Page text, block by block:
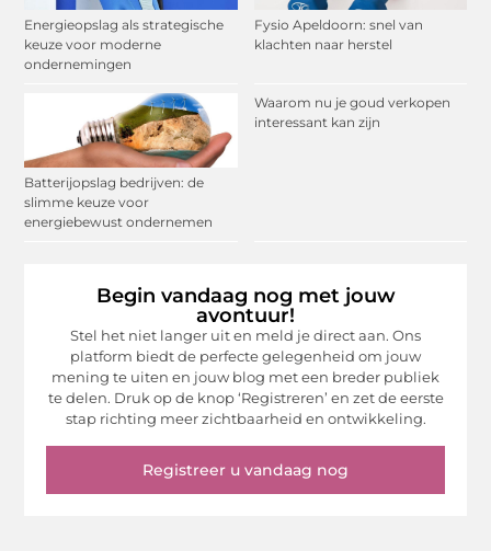
Energieopslag als strategische
keuze voor moderne
ondernemingen
Fysio Apeldoorn: snel van
klachten naar herstel
Batterijopslag bedrijven: de
slimme keuze voor
energiebewust ondernemen
Waarom nu je goud verkopen
interessant kan zijn
Begin vandaag nog met jouw
avontuur!
Stel het niet langer uit en meld je direct aan. Ons
platform biedt de perfecte gelegenheid om jouw
mening te uiten en jouw blog met een breder publiek
te delen. Druk op de knop ‘Registreren’ en zet de eerste
stap richting meer zichtbaarheid en ontwikkeling.
Registreer u vandaag nog